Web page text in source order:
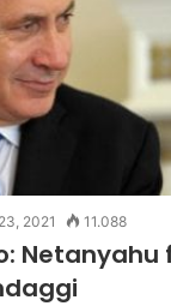
2021 11.088
Netanyahu